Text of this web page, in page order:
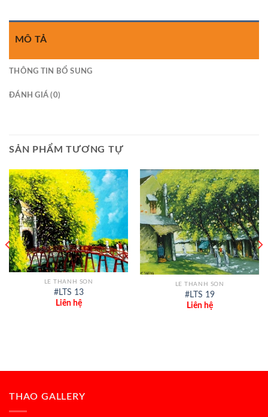
MÔ TẢ
THÔNG TIN BỔ SUNG
ĐÁNH GIÁ (0)
SẢN PHẨM TƯƠNG TỰ
LE THANH SON
#LTS 13
Liên hệ
LE THANH SON
#LTS 19
Liên hệ
THAO GALLERY